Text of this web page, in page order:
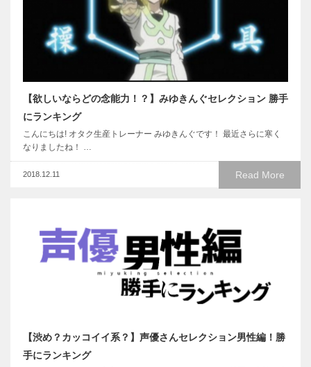
【欲しいならどの念能力！？】みゆきんぐセレクション 勝手
にランキング
こんにちは! オタク生産トレーナー みゆきんぐです！ 最近さらに寒く
なりましたね！ …
Read More
2018.12.11
【渋め？カッコイイ系？】声優さんセレクション男性編！勝
手にランキング